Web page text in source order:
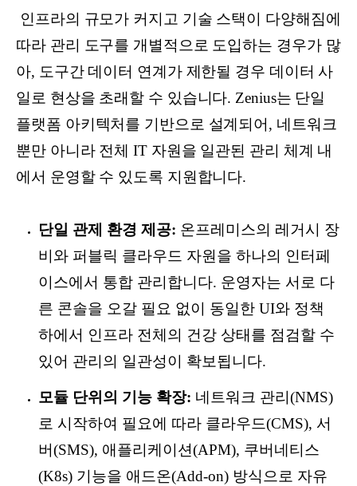
인프라의 규모가 커지고 기술 스택이 다양해짐에
따라 관리 도구를 개별적으로 도입하는 경우가 많
아, 도구간 데이터 연계가 제한될 경우 데이터 사
일로 현상을 초래할 수 있습니다. Zenius는 단일
플랫폼 아키텍처를 기반으로 설계되어, 네트워크
뿐만 아니라 전체 IT 자원을 일관된 관리 체계 내
에서 운영할 수 있도록 지원합니다.
단일 관제 환경 제공: 온프레미스의 레거시 장
비와 퍼블릭 클라우드 자원을 하나의 인터페
이스에서 통합 관리합니다. 운영자는 서로 다
른 콘솔을 오갈 필요 없이 동일한 UI와 정책
하에서 인프라 전체의 건강 상태를 점검할 수
있어 관리의 일관성이 확보됩니다.
모듈 단위의 기능 확장: 네트워크 관리(NMS)
로 시작하여 필요에 따라 클라우드(CMS), 서
버(SMS), 애플리케이션(APM), 쿠버네티스
(K8s) 기능을 애드온(Add-on) 방식으로 자유